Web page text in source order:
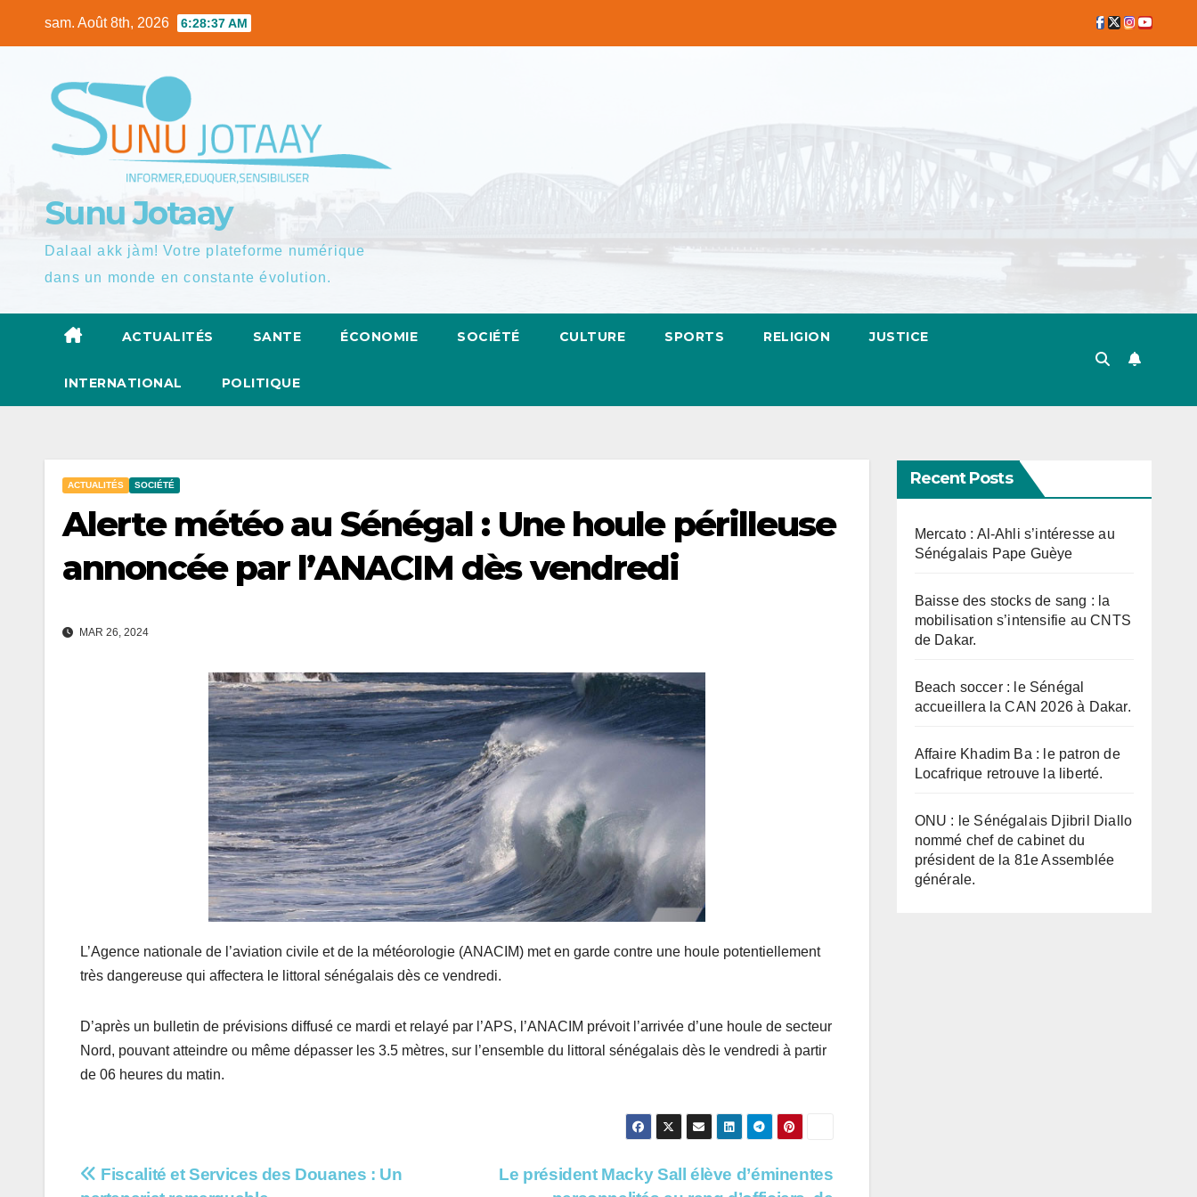
sam. Août 8th, 2026 6:28:38 AM
Sunu Jotaay
Dalaal akk jàm! Votre plateforme numérique
dans un monde en constante évolution.
ACTUALITÉS SANTE ÉCONOMIE SOCIÉTÉ CULTURE SPORTS RELIGION JUSTICE
INTERNATIONAL POLITIQUE
ACTUALITÉS SOCIÉTÉ
Alerte météo au Sénégal : Une houle périlleuse
annoncée par l’ANACIM dès vendredi
MAR 26, 2024
L’Agence nationale de l’aviation civile et de la météorologie (ANACIM) met en garde contre une houle potentiellement
très dangereuse qui affectera le littoral sénégalais dès ce vendredi.
D’après un bulletin de prévisions diffusé ce mardi et relayé par l’APS, l’ANACIM prévoit l’arrivée d’une houle de secteur
Nord, pouvant atteindre ou même dépasser les 3.5 mètres, sur l’ensemble du littoral sénégalais dès le vendredi à partir
de 06 heures du matin.
Navigation
Le président Macky Sall élève d’éminentes
Fiscalité et Services des Douanes : Un
Recent Posts
Mercato : Al-Ahli s’intéresse au
Sénégalais Pape Guèye
Baisse des stocks de sang : la
mobilisation s’intensifie au CNTS
de Dakar.
Beach soccer : le Sénégal
accueillera la CAN 2026 à Dakar.
Affaire Khadim Ba : le patron de
Locafrique retrouve la liberté.
ONU : le Sénégalais Djibril Diallo
nommé chef de cabinet du
président de la 81e Assemblée
générale.